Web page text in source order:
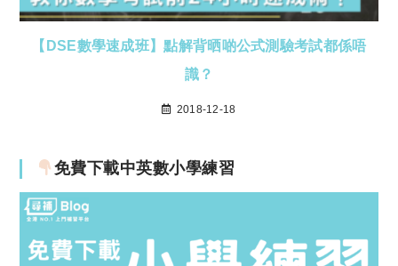
【DSE數學速成班】點解背晒啲公式測驗考試都係唔
識？
2018-12-18
免費下載中英數小學練習